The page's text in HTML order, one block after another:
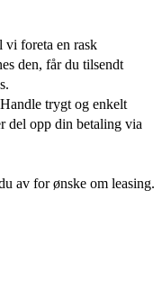
vi foreta en rask
den, får du tilsendt
Handle trygt og enkelt
del opp din betaling via
av for ønske om leasing.